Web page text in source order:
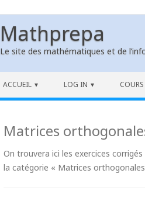
Mathprepa
Le site des mathématiques et de
ACCUEIL LOG IN COURS
Matrices
On trouvera ici les exercices
la catégorie « Matrices